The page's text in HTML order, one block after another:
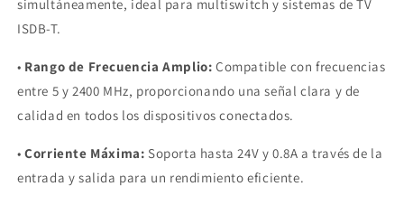
simultáneamente, ideal para multiswitch y sistemas de TV
ISDB-T.
• Rango de Frecuencia Amplio: Compatible con frecuencias
entre 5 y 2400 MHz, proporcionando una señal clara y de
calidad en todos los dispositivos conectados.
• Corriente Máxima: Soporta hasta 24V y 0.8A a través de la
entrada y salida para un rendimiento eficiente.